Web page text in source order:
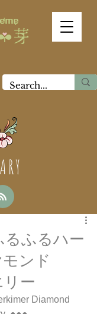
るふるハー
ンド
リー